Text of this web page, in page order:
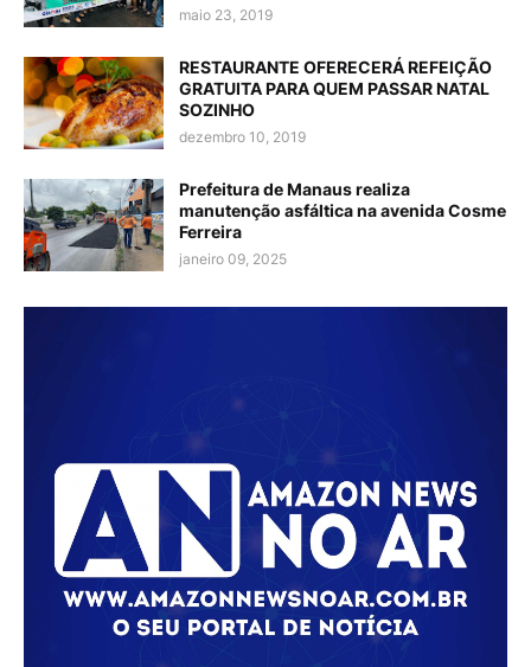
maio 23, 2019
RESTAURANTE OFERECERÁ REFEIÇÃO
GRATUITA PARA QUEM PASSAR NATAL
SOZINHO
dezembro 10, 2019
Prefeitura de Manaus realiza
manutenção asfáltica na avenida Cosme
Ferreira
janeiro 09, 2025